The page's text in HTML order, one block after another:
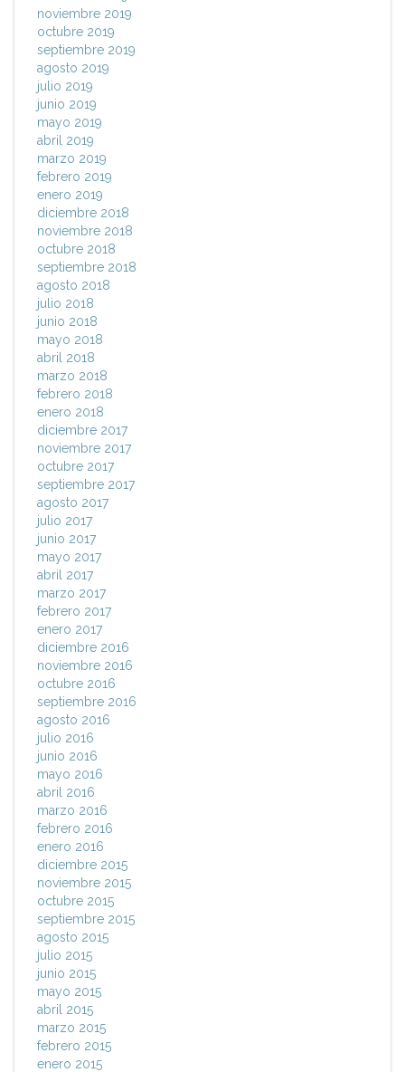
noviembre 2019
octubre 2019
septiembre 2019
agosto 2019
julio 2019
junio 2019
mayo 2019
abril 2019
marzo 2019
febrero 2019
enero 2019
diciembre 2018
noviembre 2018
octubre 2018
septiembre 2018
agosto 2018
julio 2018
junio 2018
mayo 2018
abril 2018
marzo 2018
febrero 2018
enero 2018
diciembre 2017
noviembre 2017
octubre 2017
septiembre 2017
agosto 2017
julio 2017
junio 2017
mayo 2017
abril 2017
marzo 2017
febrero 2017
enero 2017
diciembre 2016
noviembre 2016
octubre 2016
septiembre 2016
agosto 2016
julio 2016
junio 2016
mayo 2016
abril 2016
marzo 2016
febrero 2016
enero 2016
diciembre 2015
noviembre 2015
octubre 2015
septiembre 2015
agosto 2015
julio 2015
junio 2015
mayo 2015
abril 2015
marzo 2015
febrero 2015
enero 2015